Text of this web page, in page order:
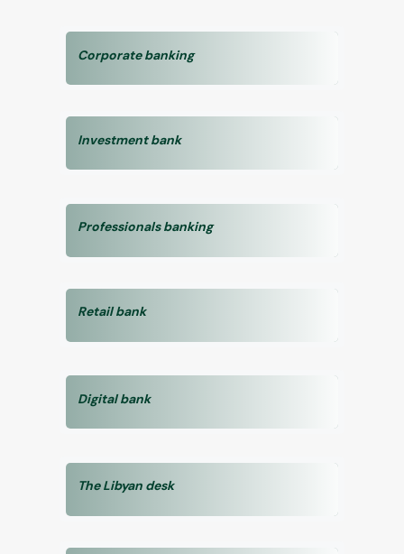
Corporate banking
Investment bank
Professionals banking
Retail bank
Digital bank
The Libyan desk